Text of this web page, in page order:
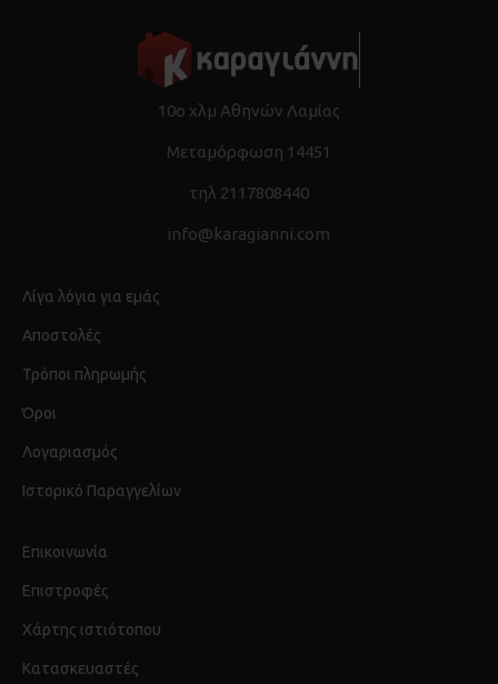
10ο χλμ Αθηνών Λαμίας
Μεταμόρφωση 14451
τηλ 2117808440
info@karagianni.com
Λίγα λόγια για εμάς
Αποστολές
Τρόποι πληρωμής
Όροι
Λογαριασμός
Ιστορικό Παραγγελίων
Επικοινωνία
Επιστροφές
Χάρτης ιστιότοπου
Κατασκευαστές